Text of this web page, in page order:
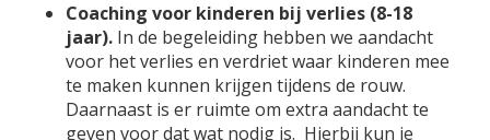
Coaching voor kinderen bij verlies (8-18
jaar). In de begeleiding hebben we aandacht
voor het verlies en verdriet waar kinderen mee
te maken kunnen krijgen tijdens de rouw.
Daarnaast is er ruimte om extra aandacht te
geven voor dat wat nodig is. Hierbij kun je